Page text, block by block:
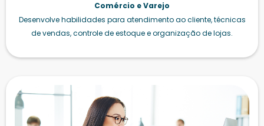
Comércio e Varejo
Desenvolve habilidades para atendimento ao cliente, técnicas
de vendas, controle de estoque e organização de lojas.